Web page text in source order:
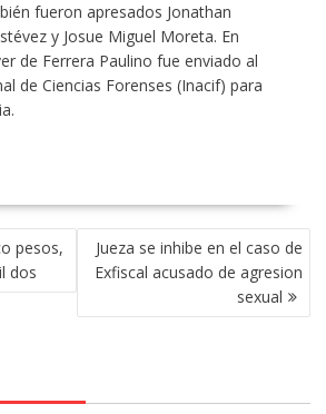
fueron apresados Jonathan
y Josue Miguel Moreta. En
de Ferrera Paulino fue enviado al
de Ciencias Forenses (Inacif) para
pesos,
dos
Jueza se inhibe en el caso de
Exfiscal acusado de agresion
sexual